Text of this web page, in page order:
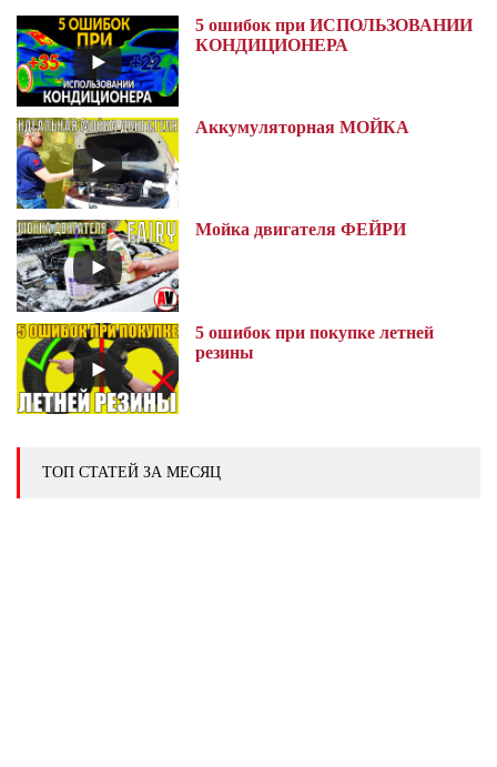
5 ошибок при ИСПОЛЬЗОВАНИИ
КОНДИЦИОНЕРА
Аккумуляторная МОЙКА
Мойка двигателя ФЕЙРИ
5 ошибок при покупке летней
резины
ТОП СТАТЕЙ ЗА МЕСЯЦ